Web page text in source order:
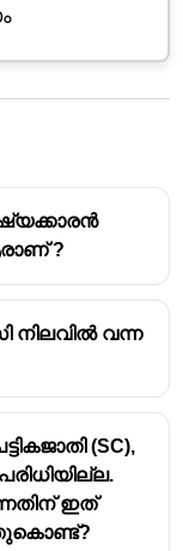
ലക്ഷ്യം -
വച്ച
?
വന്ന
(SC),
ഇത്